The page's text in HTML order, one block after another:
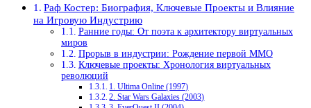
Раф Костер: Биография, Ключевые Проекты и Влияние
на Игровую Индустрию
Ранние годы: От поэта к архитектору виртуальных
миров
Прорыв в индустрии: Рождение первой MMO
Ключевые проекты: Хронология виртуальных
революций
1. Ultima Online (1997)
2. Star Wars Galaxies (2003)